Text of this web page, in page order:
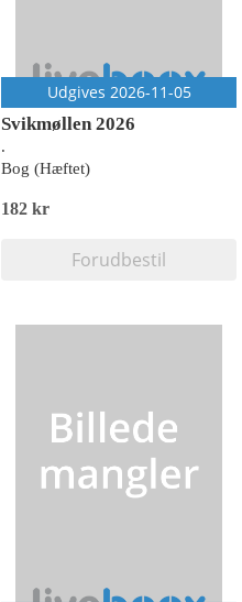
Udgives 2026-11-05
Svikmøllen 2026
.
Bog (Hæftet)
182 kr
Forudbestil